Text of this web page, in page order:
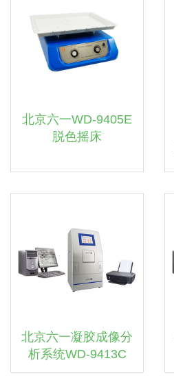
北京六一WD-9405E
脱色摇床
北京六一凝胶成像分
析系统WD-9413C